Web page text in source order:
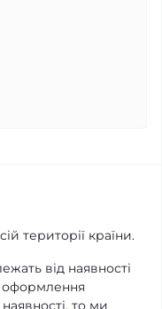
території країни.
від наявності
оформлення
то ми